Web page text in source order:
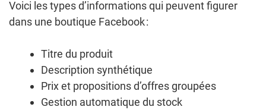
Voici les types d’informations qui peuvent figurer
dans une boutique Facebook :
Titre du produit
Description synthétique
Prix et propositions d’offres groupées
Gestion automatique du stock